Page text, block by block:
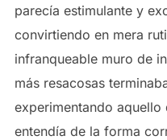
parecía estimulante y
convirtiendo en mera
infranqueable muro de
más resacosas
experimentando
entendía de la forma